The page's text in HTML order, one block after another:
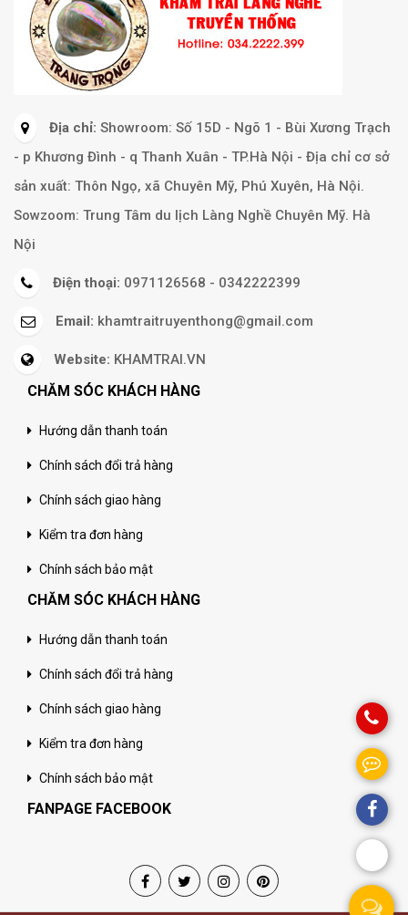
Địa chỉ: Showroom: Số 15D - Ngõ 1 - Bùi Xương Trạch
- p Khương Đình - q Thanh Xuân - TP.Hà Nội - Địa chỉ cơ sở
sản xuất: Thôn Ngọ, xã Chuyên Mỹ, Phú Xuyên, Hà Nội.
Sowzoom: Trung Tâm du lịch Làng Nghề Chuyên Mỹ. Hà
Nội
Điện thoại: 0971126568 - 0342222399
Email: khamtraitruyenthong@gmail.com
Website: KHAMTRAI.VN
CHĂM SÓC KHÁCH HÀNG
Hướng dẫn thanh toán
Chính sách đổi trả hàng
Chính sách giao hàng
Kiểm tra đơn hàng
Chính sách bảo mật
CHĂM SÓC KHÁCH HÀNG
Hướng dẫn thanh toán
Chính sách đổi trả hàng
Chính sách giao hàng
Kiểm tra đơn hàng
Chính sách bảo mật
FANPAGE FACEBOOK